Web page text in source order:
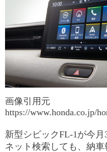
画像引用元
https://www.honda.co.jp/
新型シビックFL-1が今月
ネット検索しても、納